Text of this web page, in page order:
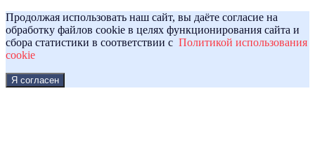
Продолжая использовать наш сайт, вы даёте согласие на
обработку файлов cookie в целях функционирования сайта и
сбора статистики в соответствии с Политикой использования
cookie
Я согласен